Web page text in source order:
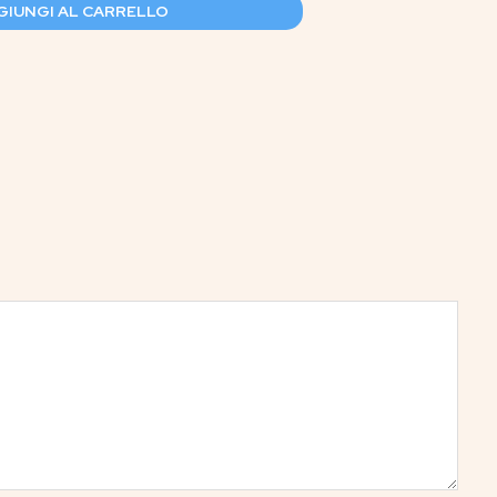
AL CARRELLO